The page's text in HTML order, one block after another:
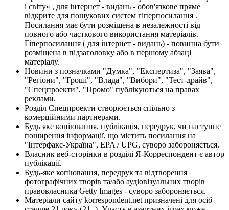
і світу» , для інтернет - видань - обов'язкове пряме
відкрите для пошукових систем гіперпосилання .
Посилання має бути розміщена в незалежності від
повного або часткового використання матеріалів.
Гіперпосилання ( для інтернет - видань) - повинна бути
розміщена в підзаголовку або в першому абзаці
матеріалу.
Новини з позначками "Думка", "Експертиза", "Заява",
"Регіони", "Гроші", "Влада", "Вибори", "Тест-драйв",
"Спецпроекти", "Промо" публікуються на правах
реклами.
Розділ Спецпроекти створюється спільно з
комерційними партнерами.
Будь яке копіювання, публікація, передрук, чи наступне
поширення інформації, що містить посилання на
"Інтерфакс-Україна", EPA / UPG, суворо забороняється.
Власник веб-сторінки в розділі Я-Корреспондент є автор
публікації.
Будь-яке копіювання, передрук та відтворення
фотографічних творів та/або аудіовізуальних творів
правовласника Getty Images - суворо забороняється.
Матеріали сайту korrespondent.net призначені для осіб